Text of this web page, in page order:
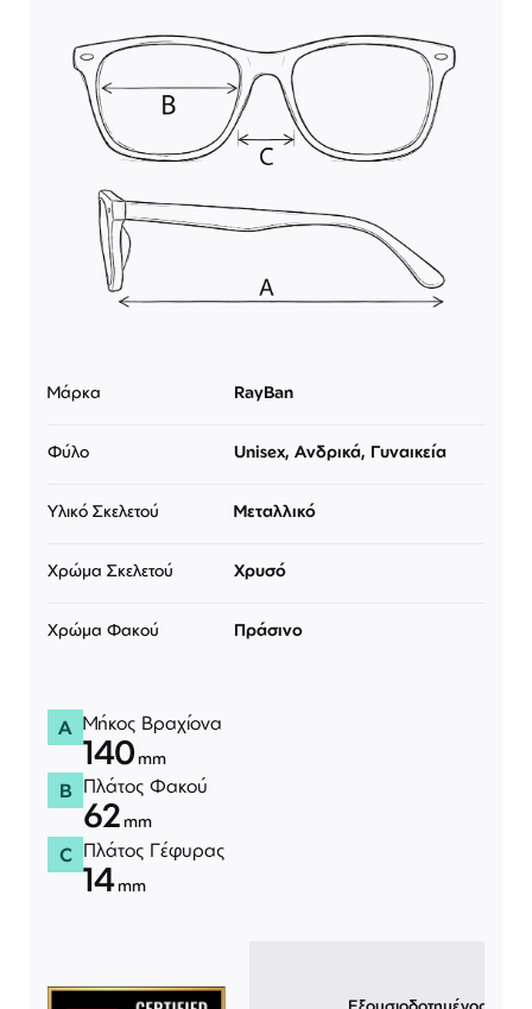
Μάρκα RayBan
Φύλο Unisex, Ανδρικά, Γυναικεία
Υλικό Σκελετού Μεταλλικό
Χρώμα Σκελετού Χρυσό
Χρώμα Φακού Πράσινο
A Μήκος Βραχίονα
140mm
B Πλάτος Φακού
62mm
C Πλάτος Γέφυρας
14mm